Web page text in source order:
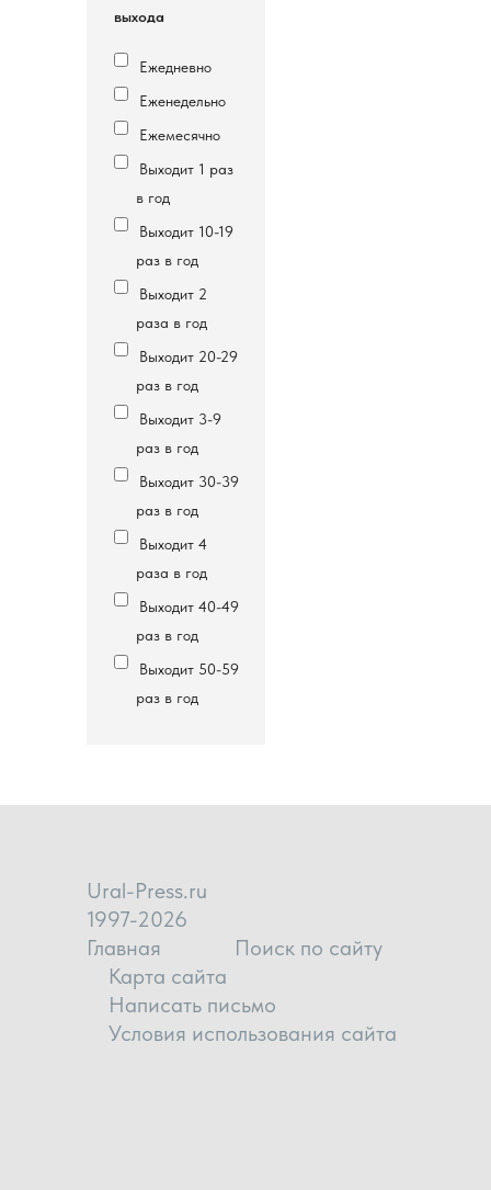
выхода
Ежедневно
Еженедельно
Ежемесячно
Выходит 1 раз
в год
Выходит 10-19
раз в год
Выходит 2
раза в год
Выходит 20-29
раз в год
Выходит 3-9
раз в год
Выходит 30-39
раз в год
Выходит 4
раза в год
Выходит 40-49
раз в год
Выходит 50-59
раз в год
Ural-Press.ru
1997-2026
Главная
Поиск по сайту
Карта сайта
Написать письмо
Условия использования сайта